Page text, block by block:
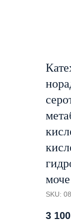
моче
SKU:
3 100